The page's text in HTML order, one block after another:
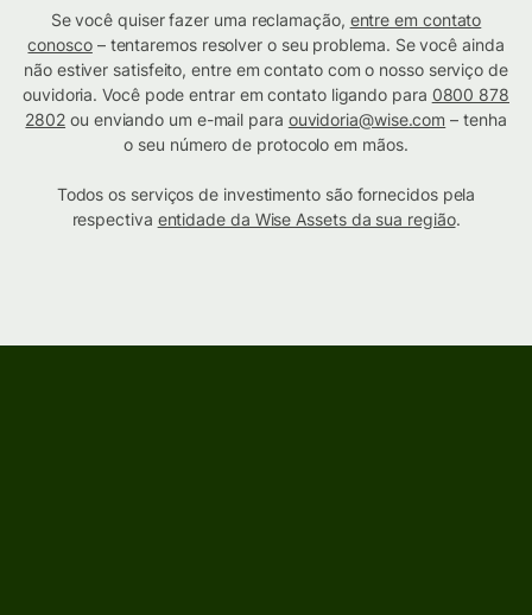
Se você quiser fazer uma reclamação, entre em contato
conosco– tentaremos resolver o seu problema. Se você ainda
não estiver satisfeito, entre em contato com o nosso serviço de
ouvidoria. Você pode entrar em contato ligando para 0800 878
2802 ou enviando um e-mail para ouvidoria@wise.com – tenha
o seu número de protocolo em mãos.
Todos os serviços de investimento são fornecidos pela
respectiva entidade da Wise Assets da sua região.